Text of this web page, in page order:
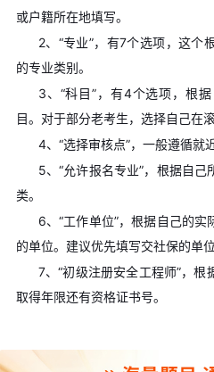
或户籍所在地填写。
2、“专业”，有7个选项，这个
的专业类别。
3、“科目”，有4个选项，根
目。对于部分老考生，选择自己在
4、“选择审核点”，一般遵循就
5、“允许报名专业”，根据自
类。
6、“工作单位”，根据自己的
的单位。建议优先填写交社保的单位
7、“初级注册安全工程师”，
取得年限还有资格证书号。